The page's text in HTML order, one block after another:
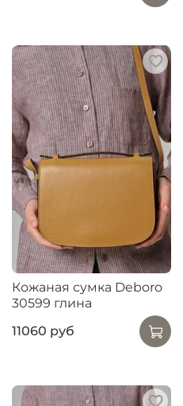
Кожаная сумка Deboro
30599 глина
11060 руб